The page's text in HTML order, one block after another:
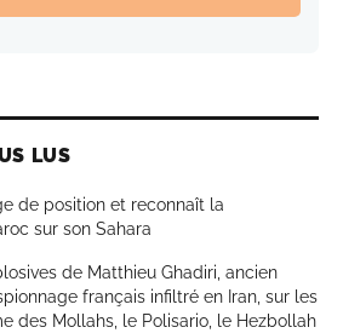
LUS
de position et reconnaît la
sur son Sahara
de Matthieu Ghadiri, ancien
français infiltré en Iran, sur les
des Mollahs, le Polisario, le Hezbollah